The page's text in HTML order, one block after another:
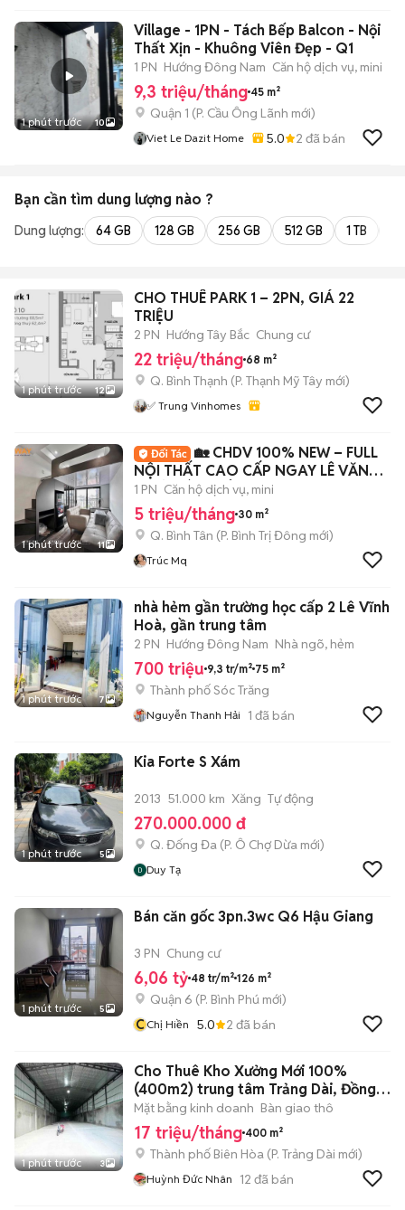
1 phút trước 10
Village - 1PN - Tách Bếp Balcon - Nội
Thất Xịn - Khuông Viên Đẹp - Q1
1 PN Hướng Đông Nam Căn hộ dịch vụ, mini
9,3 triệu/tháng 45 m²
Quận 1 (P. Cầu Ông Lãnh mới)
Viet Le Dazit Home 5.0 2 đã bán
Bạn cần tìm dung lượng nào ?
Dung lượng: 64 GB 128 GB 256 GB 512 GB 1 TB
1 phút trước 12
CHO THUÊ PARK 1 – 2PN, GIÁ 22
TRIỆU
2 PN Hướng Tây Bắc Chung cư
22 triệu/tháng 68 m²
Q. Bình Thạnh (P. Thạnh Mỹ Tây mới)
✅ Trung Vinhomes
1 phút trước 11
🏡 CHDV 100% NEW – FULL
NỘI THẤT CAO CẤP NGAY LÊ VĂN
QUỚI, BÌNH TÂN ✨
1 PN Căn hộ dịch vụ, mini
5 triệu/tháng 30 m²
Q. Bình Tân (P. Bình Trị Đông mới)
Trúc Mq
1 phút trước 7
nhà hẻm gần trường học cấp 2 Lê Vĩnh
Hoà, gần trung tâm
2 PN Hướng Đông Nam Nhà ngõ, hẻm
700 triệu 9,3 tr/m² 75 m²
Thành phố Sóc Trăng
Nguyễn Thanh Hải 1 đã bán
1 phút trước 5
Kia Forte S Xám
2013 51.000 km Xăng Tự động
270.000.000 đ
Q. Đống Đa (P. Ô Chợ Dừa mới)
Duy Tạ
1 phút trước 5
Bán căn gốc 3pn.3wc Q6 Hậu Giang
3 PN Chung cư
6,06 tỷ 48 tr/m² 126 m²
Quận 6 (P. Bình Phú mới)
CChị Hiền 5.0 2 đã bán
1 phút trước 3
Cho Thuê Kho Xưởng Mới 100%
(400m2) trung tâm Trảng Dài, Đồng
Nai
Mặt bằng kinh doanh Bàn giao thô
17 triệu/tháng 400 m²
Thành phố Biên Hòa (P. Trảng Dài mới)
Huỳnh Đức Nhân 12 đã bán